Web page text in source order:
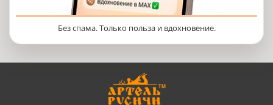
Без спама. Только польза и вдохновение.